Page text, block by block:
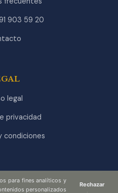
para fines analíticos y
personalizados
Rechazar
903 59 20
legal
privacidad
condiciones